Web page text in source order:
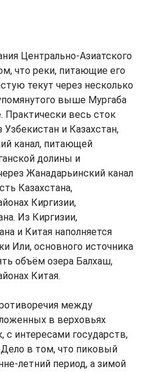
Центрально-Азиатского
что реки, питающие его
текут через несколько
выше Мургаба
Практически весь сток
и Казахстан,
канал, питающей
долины и
Жанадарьинский канал
Казахстана,
Киргизии,
Из Киргизии,
и Китая наполняется
Или, основного источника
объём озера Балхаш,
Китая.
между
в верховьях
с интересами государств,
Дело в том, что пиковый
летний период, а зимой